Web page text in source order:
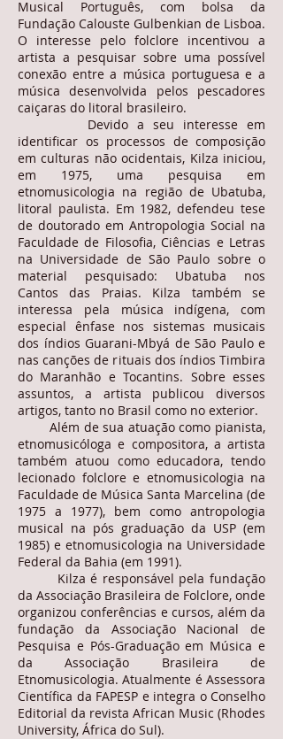
Musical Português, com bolsa da
Fundação Calouste Gulbenkian de Lisboa.
O interesse pelo folclore incentivou a
artista a pesquisar sobre uma possível
conexão entre a música portuguesa e a
música desenvolvida pelos pescadores
caiçaras do litoral brasileiro.
Devido a seu interesse em
identificar os processos de composição
em culturas não ocidentais, Kilza iniciou,
em 1975, uma pesquisa em
etnomusicologia na região de Ubatuba,
litoral paulista. Em 1982, defendeu tese
de doutorado em Antropologia Social na
Faculdade de Filosofia, Ciências e Letras
na Universidade de São Paulo sobre o
material pesquisado: Ubatuba nos
Cantos das Praias. Kilza também se
interessa pela música indígena, com
especial ênfase nos sistemas musicais
dos índios Guarani-Mbyá de São Paulo e
nas canções de rituais dos índios Timbira
do Maranhão e Tocantins. Sobre esses
assuntos, a artista publicou diversos
artigos, tanto no Brasil como no exterior.
Além de sua atuação como pianista,
etnomusicóloga e compositora, a artista
também atuou como educadora, tendo
lecionado folclore e etnomusicologia na
Faculdade de Música Santa Marcelina (de
1975 a 1977), bem como antropologia
musical na pós graduação da USP (em
1985) e etnomusicologia na Universidade
Federal da Bahia (em 1991).
Kilza é responsável pela fundação
da Associação Brasileira de Folclore, onde
organizou conferências e cursos, além da
fundação da Associação Nacional de
Pesquisa e Pós-Graduação em Música e
da Associação Brasileira de
Etnomusicologia. Atualmente é Assessora
Científica da FAPESP e integra o Conselho
Editorial da revista African Music (Rhodes
University, África do Sul).